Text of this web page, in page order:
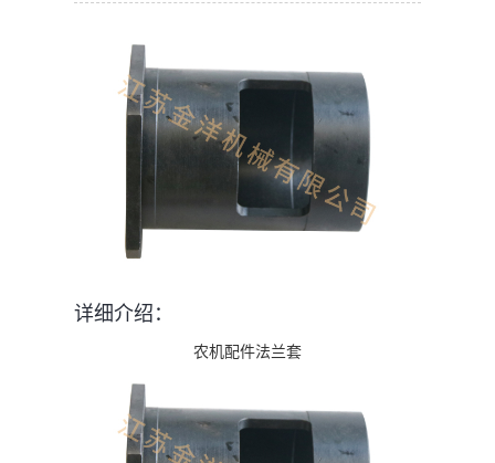
详细介绍：
农机配件法兰套